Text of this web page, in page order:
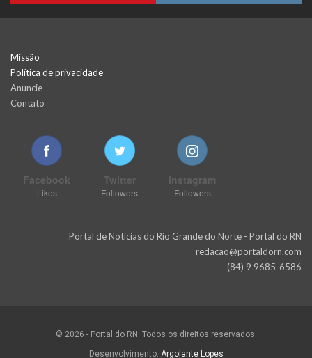
Missão
Política de privacidade
Anuncie
Contato
Facebook
Likes
Twitter
Followers
Instagram
Followers
Portal de Notícias do Rio Grande do Norte - Portal do RN
redacao@portaldorn.com
(84) 9 9685-6586
© 2026 - Portal do RN. Todos os direitos reservados.
Desenvolvimento: Argolante Lopes